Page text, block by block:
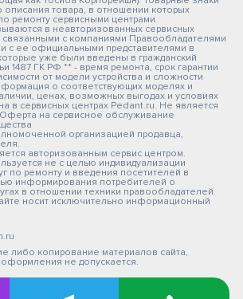
описания товара, в отношении которых
ремонту сервисными центрами
в неавторизованных сервисных
связанными с компаниями Правообладателями
с ее официальными представителями в
уже были введены в гражданский
1487 ГК РФ ** - время ремонта, срок гарантии
от модели устройства и сложности
о соответствующих моделях и
ценах, возможных выгодах и условиях
в сервисных центрах Pedant.ru. Не является
на сервисное обслуживание
организацией продавца,
авторизованным сервис центром.
не с целью индивидуализации
по ремонту и введения посетителей в
информирования потребителей о
в отношении техники правообладателей.
носит исключительно информационный
либо копирование материалов сайта,
не допускается.